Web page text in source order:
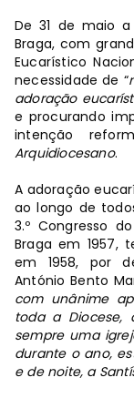
De 31 de maio
Braga, com
Eucarístico
necessidade de “
adoração
e procurando
intenção
Arquidiocesano.
A adoração
ao longo de
3.º Congresso
Braga em 1957,
em 1958, por
António Bento
com unânime
toda a Diocese,
sempre uma
durante o ano,
e de noite, a